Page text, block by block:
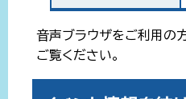
音声ブラウザをご利用の方
ご覧ください。